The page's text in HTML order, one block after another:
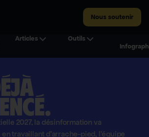
Nous soutenir
Articles
Outils
2027, la désinformation va
travaillant d'arrache-pied, l'équipe